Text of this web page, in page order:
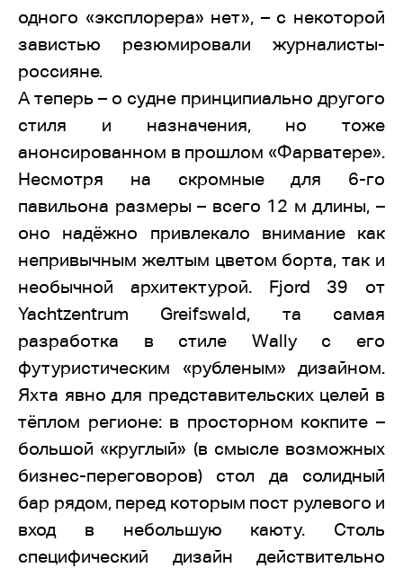
одного «эксплорера» нет», – с некоторой
завистью резюмировали журналисты-
россияне.
А теперь – о судне принципиально другого
стиля и назначения, но тоже
анонсированном в прошлом «Фарватере».
Несмотря на скромные для 6-го
павильона размеры – всего 12 м длины, –
оно надёжно привлекало внимание как
непривычным желтым цветом борта, так и
необычной архитектурой. Fjord 39 от
Yachtzentrum Greifswald, та самая
разработка в стиле Wally с его
футуристическим «рубленым» дизайном.
Яхта явно для представительских целей в
тёплом регионе: в просторном кокпите –
большой «круглый» (в смысле возможных
бизнес-переговоров) стол да солидный
бар рядом, перед которым пост рулевого и
вход в небольшую каюту. Столь
специфический дизайн действительно